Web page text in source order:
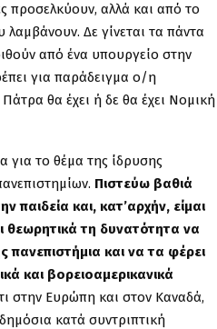
προσελκύουν, αλλά και από το
Δε γίνεται τα πάντα
από ένα υπουργείο στην
για παράδειγμα ο/η
θα έχει ή δε θα έχει Νομική
για το θέμα της ίδρυσης
Πιστεύω βαθιά
και, κατ’αρχήν, είμαι
θεωρητικά τη δυνατότητα να
πανεπιστήμια και να τα φέρει
και βορειοαμερικανικά
στην Ευρώπη και στον Καναδά,
κατά συντριπτική